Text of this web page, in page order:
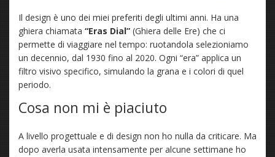
Il design è uno dei miei preferiti degli ultimi anni. Ha una
ghiera chiamata “Eras Dial” (Ghiera delle Ere) che ci
permette di viaggiare nel tempo: ruotandola selezioniamo
un decennio, dal 1930 fino al 2020. Ogni “era” applica un
filtro visivo specifico, simulando la grana e i colori di quel
periodo.
Cosa non mi è piaciuto
A livello progettuale e di design non ho nulla da criticare. Ma
dopo averla usata intensamente per alcune settimane ho